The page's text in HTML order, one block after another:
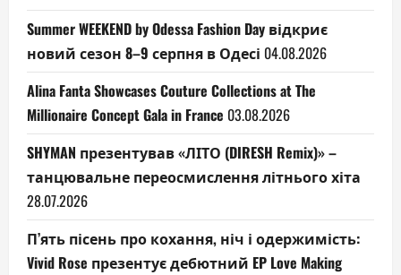
Summer WEEKEND by Odessa Fashion Day відкриє
новий сезон 8–9 серпня в Одесі 04.08.2026
Alina Fanta Showcases Couture Collections at The
Millionaire Concept Gala in France 03.08.2026
SHYMAN презентував «ЛІТО (DIRESH Remix)» –
танцювальне переосмислення літнього хіта
28.07.2026
П’ять пісень про кохання, ніч і одержимість:
Vivid Rose презентує дебютний EP Love Making